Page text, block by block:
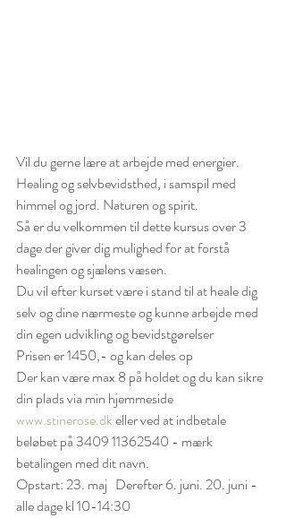
Vil du gerne lære at arbejde med energier.
Healing og selvbevidsthed, i samspil med
himmel og jord. Naturen og spirit.
Så er du velkommen til dette kursus over 3
dage der giver dig mulighed for at forstå
healingen og sjælens væsen.
Du vil efter kurset være i stand til at heale dig
selv og dine nærmeste og kunne arbejde med
din egen udvikling og bevidstgørelser
Prisen er 1450,- og kan deles op
Der kan være max 8 på holdet og du kan sikre
din plads via min hjemmeside
www.stinerose.dk eller ved at indbetale
beløbet på 3409 11362540 - mærk
betalingen med dit navn.
Opstart: 23. maj   Derefter 6. juni. 20. juni -
alle dage kl 10-14:30